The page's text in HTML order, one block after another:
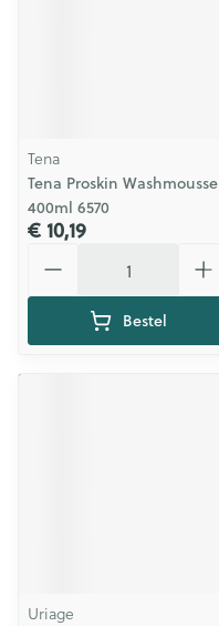
Tena
Tena Proskin Washmousse
400ml 6570
€ 10,19
Bestel
Uriage